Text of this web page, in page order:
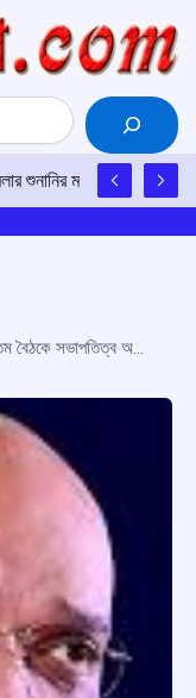
শুনানির মাঝে মোদির সঙ্গে
ছত্তীসগড়ের বস্তারে কেন্দ্রীয় জোনাল কাউন্সিলের ২৬তম বৈঠকে সভাপতিত্ব অমিত শাহর